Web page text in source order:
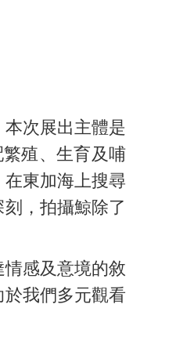
次展出主體是
殖、生育及哺
東加海上搜尋
，拍攝鯨除了
感及意境的敘
我們多元觀看